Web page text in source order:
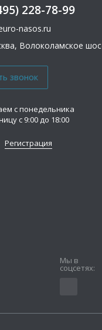
228-78-99
nasos.ru
Волоколамское
с понедельника
с 9:00 до 18:00
Регистрация
Мы в
соцсетях: